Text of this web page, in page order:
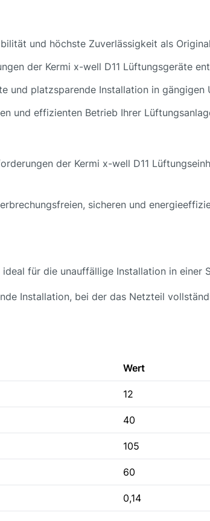
und höchste Zuverlässigkeit als
der Kermi x-well D11 Lüftungsgeräte
und platzsparende Installation in gängigen
und effizienten Betrieb Ihrer
der Kermi x-well D11
sicheren und
für die unauffällige Installation in
Installation, bei der das Netzteil
Wert
12
40
105
60
0,14